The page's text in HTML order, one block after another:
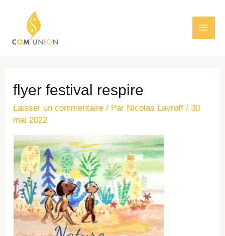
flyer festival respire
Laisser un commentaire / Par Nicolas Lavroff/30
mai 2022